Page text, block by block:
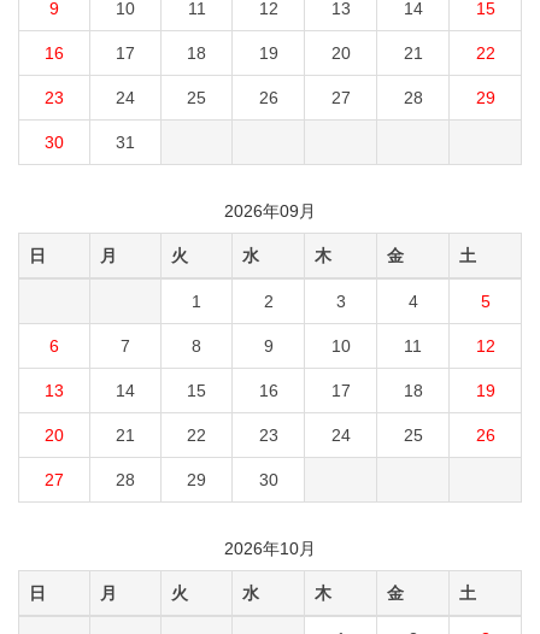
9 10 11 12 13 14 15
16 17 18 19 20 21 22
23 24 25 26 27 28 29
30 31
2026年09月
日 月 火 水 木 金 土
1 2 3 4 5
6 7 8 9 10 11 12
13 14 15 16 17 18 19
20 21 22 23 24 25 26
27 28 29 30
2026年10月
日 月 火 水 木 金 土